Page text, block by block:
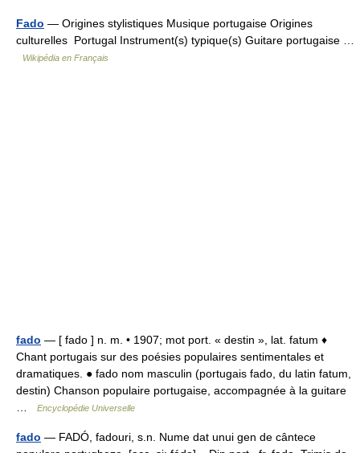
Fado — Origines stylistiques Musique portugaise Origines
culturelles Portugal Instrument(s) typique(s) Guitare portugaise …
Wikipédia en Français
fado — [ fado ] n. m. • 1907; mot port. « destin », lat. fatum ♦
Chant portugais sur des poésies populaires sentimentales et
dramatiques. ● fado nom masculin (portugais fado, du latin fatum,
destin) Chanson populaire portugaise, accompagnée à la guitare
Encyclopédie Universelle
fado — FADÓ, fadouri, s.n. Nume dat unui gen de cântece